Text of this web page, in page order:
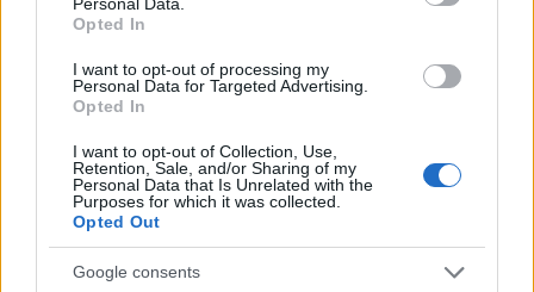
Opted In
I want to opt-out of processing my
Personal Data for Targeted Advertising.
Opted In
I want to opt-out of Collection, Use,
Retention, Sale, and/or Sharing of my
Personal Data that Is Unrelated with the
Purposes for which it was collected.
Opted Out
Google consents
Csirmaz Luca vagyok, pszichológus, a PszichoLive
dolog amit tehetünk, és hogy mindenki
megérdemel egy szeretetteljes környezetet és
csillogó szempárokat - beleértve azt is, amikor